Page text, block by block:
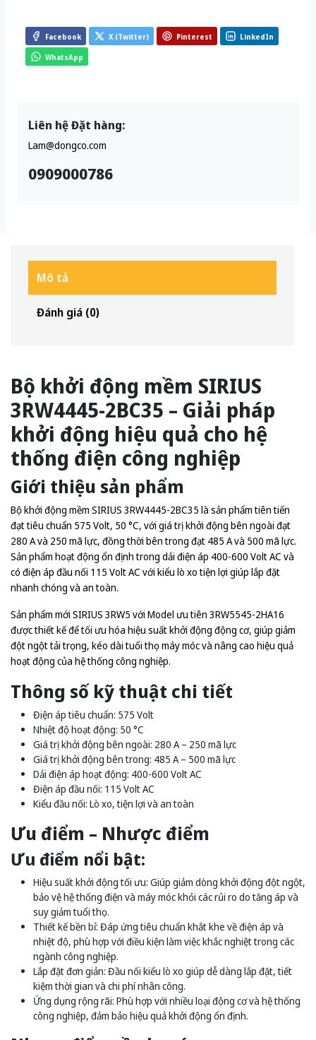
Facebook X (Twitter) Pinterest LinkedIn
WhatsApp
Liên hệ Đặt hàng:
Lam@dongco.com
0909000786
Mô tả
Đánh giá (0)
Bộ khởi động mềm SIRIUS
3RW4445-2BC35 – Giải pháp
khởi động hiệu quả cho hệ
thống điện công nghiệp
Giới thiệu sản phẩm
Bộ khởi động mềm SIRIUS 3RW4445-2BC35 là sản phẩm tiên tiến
đạt tiêu chuẩn 575 Volt, 50 °C, với giá trị khởi động bên ngoài đạt
280 A và 250 mã lực, đồng thời bên trong đạt 485 A và 500 mã lực.
Sản phẩm hoạt động ổn định trong dải điện áp 400-600 Volt AC và
có điện áp đầu nối 115 Volt AC với kiểu lò xo tiện lợi giúp lắp đặt
nhanh chóng và an toàn.
Sản phẩm mới SIRIUS 3RW5 với Model ưu tiên 3RW5545-2HA16
được thiết kế để tối ưu hóa hiệu suất khởi động động cơ, giúp giảm
đột ngột tải trọng, kéo dài tuổi thọ máy móc và nâng cao hiệu quả
hoạt động của hệ thống công nghiệp.
Thông số kỹ thuật chi tiết
Điện áp tiêu chuẩn: 575 Volt
Nhiệt độ hoạt động: 50 °C
Giá trị khởi động bên ngoài: 280 A – 250 mã lực
Giá trị khởi động bên trong: 485 A – 500 mã lực
Dải điện áp hoạt động: 400-600 Volt AC
Điện áp đầu nối: 115 Volt AC
Kiểu đầu nối: Lò xo, tiện lợi và an toàn
Ưu điểm – Nhược điểm
Ưu điểm nổi bật:
Hiệu suất khởi động tối ưu: Giúp giảm dòng khởi động đột ngột,
bảo vệ hệ thống điện và máy móc khỏi các rủi ro do tăng áp và
suy giảm tuổi thọ.
Thiết kế bền bỉ: Đáp ứng tiêu chuẩn khắt khe về điện áp và
nhiệt độ, phù hợp với điều kiện làm việc khắc nghiệt trong các
ngành công nghiệp.
Lắp đặt đơn giản: Đầu nối kiểu lò xo giúp dễ dàng lắp đặt, tiết
kiệm thời gian và chi phí nhân công.
Ứng dụng rộng rãi: Phù hợp với nhiều loại động cơ và hệ thống
công nghiệp, đảm bảo hiệu quả khởi động ổn định.